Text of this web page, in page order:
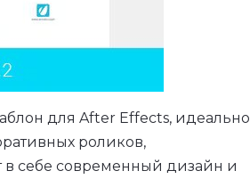
для After Effects, идеально
роликов,
в себе современный дизайн и